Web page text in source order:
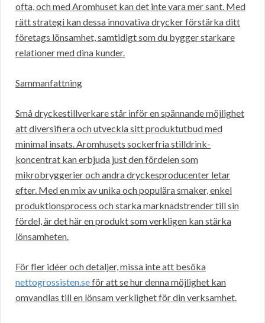
ofta, och med Aromhuset kan det inte vara mer sant. Med
rätt strategi kan dessa innovativa drycker förstärka ditt
företags lönsamhet, samtidigt som du bygger starkare
relationer med dina kunder.
Sammanfattning
Små dryckestillverkare står inför en spännande möjlighet
att diversifiera och utveckla sitt produktutbud med
minimal insats. Aromhusets sockerfria stilldrink-
koncentrat kan erbjuda just den fördelen som
mikrobryggerier och andra dryckesproducenter letar
efter. Med en mix av unika och populära smaker, enkel
produktionsprocess och starka marknadstrender till sin
fördel, är det här en produkt som verkligen kan stärka
lönsamheten.
För fler idéer och detaljer, missa inte att besöka
nettogrossisten.seför att se hur denna möjlighet kan
omvandlas till en lönsam verklighet för din verksamhet.